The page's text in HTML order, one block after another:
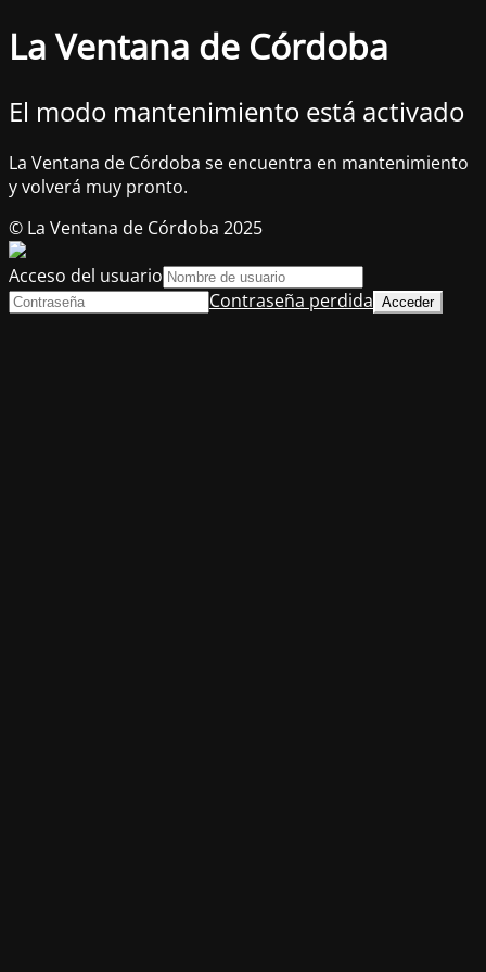
La Ventana de Córdoba
El modo mantenimiento está activado
La Ventana de Córdoba se encuentra en mantenimiento
y volverá muy pronto.
© La Ventana de Córdoba 2025
Acceso del usuario
Contraseña perdida